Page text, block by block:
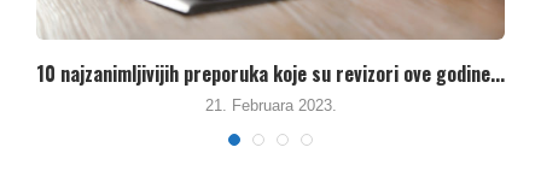
Kako su mediji izvještavali o javnim preduzećima u...
10. Juna 2021.